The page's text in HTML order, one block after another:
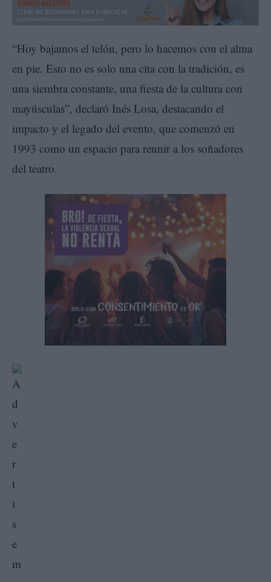
“Hoy bajamos el telón, pero lo hacemos con el alma
en pie. Esto no es solo una cita con la tradición, es
una siembra constante, una fiesta de la cultura con
mayúsculas”, declaró Inés Losa, destacando el
impacto y el legado del evento, que comenzó en
1993 como un espacio para reunir a los soñadores
del teatro.